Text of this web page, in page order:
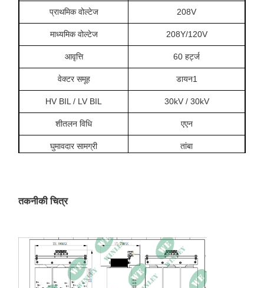
प्राथमिक वोल्टेज 208V
माध्यमिक वोल्टेज 208Y/120V
आवृत्ति 60 हर्ट्ज
वेक्टर समूह डायन1
HV BIL / LV BIL 30kV / 30kV
शीतलन विधि एएन
घुमावदार सामग्री तांबा
दक्षता 99.00%
घेरने का दर्जा NEMA 4X
ध्वनि स्तर 50 डीबीए
तकनीकी चित्र